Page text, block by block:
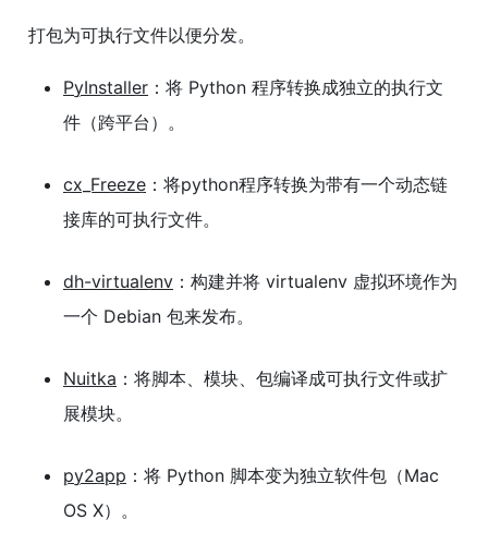
打包为可执行文件以便分发。
PyInstaller ：将 Python 程序转换成独立的执行文
件（跨平台）。
cx_Freeze ：将python程序转换为带有一个动态链
接库的可执行文件。
dh-virtualenv ：构建并将 virtualenv 虚拟环境作为
一个 Debian 包来发布。
Nuitka ：将脚本、模块、包编译成可执行文件或扩
展模块。
py2app ：将 Python 脚本变为独立软件包（Mac
OS X）。